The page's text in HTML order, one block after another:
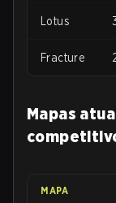
Lotus
Fracture
Mapas
MAPA